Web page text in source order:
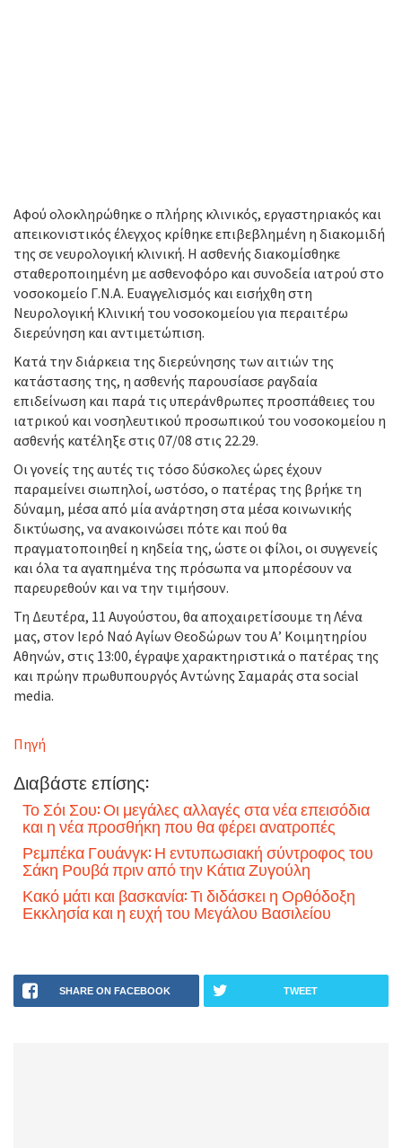
Αφού ολοκληρώθηκε ο πλήρης κλινικός, εργαστηριακός και
απεικονιστικός έλεγχος κρίθηκε επιβεβλημένη η διακομιδή
της σε νευρολογική κλινική. Η ασθενής διακομίσθηκε
σταθεροποιημένη με ασθενοφόρο και συνοδεία ιατρού στο
νοσοκομείο Γ.Ν.Α. Ευαγγελισμός και εισήχθη στη
Νευρολογική Κλινική του νοσοκομείου για περαιτέρω
διερεύνηση και αντιμετώπιση.
Κατά την διάρκεια της διερεύνησης των αιτιών της
κατάστασης της, η ασθενής παρουσίασε ραγδαία
επιδείνωση και παρά τις υπεράνθρωπες προσπάθειες του
ιατρικού και νοσηλευτικού προσωπικού του νοσοκομείου η
ασθενής κατέληξε στις 07/08 στις 22.29.
Οι γονείς της αυτές τις τόσο δύσκολες ώρες έχουν
παραμείνει σιωπηλοί, ωστόσο, ο πατέρας της βρήκε τη
δύναμη, μέσα από μία ανάρτηση στα μέσα κοινωνικής
δικτύωσης, να ανακοινώσει πότε και πού θα
πραγματοποιηθεί η κηδεία της, ώστε οι φίλοι, οι συγγενείς
και όλα τα αγαπημένα της πρόσωπα να μπορέσουν να
παρευρεθούν και να την τιμήσουν.
Τη Δευτέρα, 11 Αυγούστου, θα αποχαιρετίσουμε τη Λένα
μας, στον Ιερό Ναό Αγίων Θεοδώρων του Α’ Κοιμητηρίου
Αθηνών, στις 13:00, έγραψε χαρακτηριστικά ο πατέρας της
και πρώην πρωθυπουργός Αντώνης Σαμαράς στα social
media.
Πηγή
Διαβάστε επίσης:
Το Σόι Σου: Οι μεγάλες αλλαγές στα νέα επεισόδια
και η νέα προσθήκη που θα φέρει ανατροπές
Ρεμπέκα Γουάνγκ: Η εντυπωσιακή σύντροφος του
Σάκη Ρουβά πριν από την Κάτια Ζυγούλη
Κακό μάτι και βασκανία: Τι διδάσκει η Ορθόδοξη
Εκκλησία και η ευχή του Μεγάλου Βασιλείου
SHARE ON FACEBOOK TWEET